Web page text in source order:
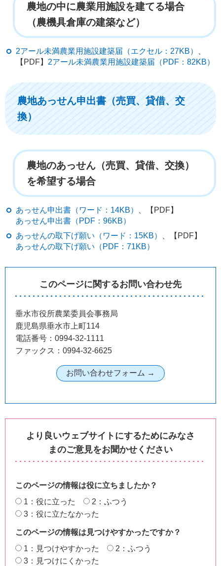
農地の中に農業用施設を建てる場合
（農機具倉庫の建築など）
2アール未満農業用施設建築届（エクセル：27KB）
【PDF】 2アール未満農業用施設建築届（PDF：82KB）
農地あっせん申出書（売買、貸借、交
換）
農地のあっせん（売買、貸借、交換）
を希望する場合
あっせん申出書（ワード：14KB）
、【PDF】
あっせん申出書（PDF：96KB）
あっせんの取下げ願い（ワード：15KB）
、【PDF】
あっせんの取下げ願い（PDF：71KB）
このページに関するお問い合わせ先
垂水市役所農業委員会事務局
鹿児島県垂水市上町114
電話番号：0994-32-1111
ファックス：0994-32-6625
より良いウェブサイトにするためにみなさ
まのご意見をお聞かせください
このページの情報は役に立ちましたか？
1：役に立った
2：ふつう
3：役に立たなかった
このページの情報は見つけやすかったですか？
1：見つけやすかった
2：ふつう
3：見つけにくかった